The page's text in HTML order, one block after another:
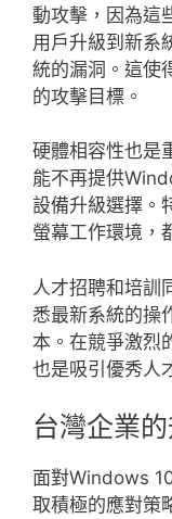
動攻擊，因為這
用戶升級到新系
統的漏洞。這使
的攻擊目標。
硬體相容性也是
能不再提供
設備升級選擇。
螢幕工作環境，
人才招聘和培訓
悉最新系統的操
本。在競爭激烈
也是吸引優秀人
台灣企業
面對Windows
取積極的應對策